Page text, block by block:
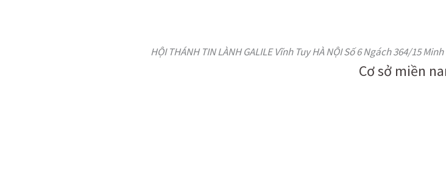
HỘI THÁNH TIN LÀNH GALILE Vĩnh Tuy HÀ NỘI Số 6 Ngách 364/15
Cơ sở miền